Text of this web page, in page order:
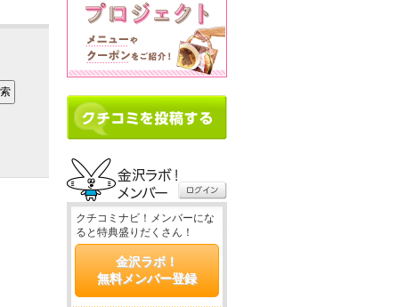
クチコミナビ！メンバーにな
ると特典盛りだくさん！
金沢ラボ！
無料メンバー登録